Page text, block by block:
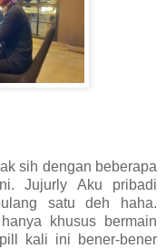
sih dengan beberapa
Jujurly Aku pribadi
satu deh haha.
khusus bermain
kali ini bener-bener